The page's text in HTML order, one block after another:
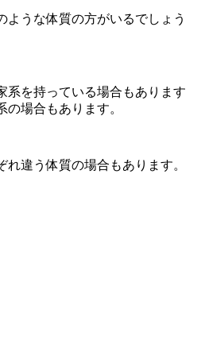
ような体質の方がいるでしょう
系を持っている場合もあります
の場合もあります。
違う体質の場合もあります。